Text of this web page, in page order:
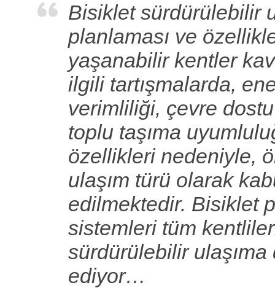
Bisiklet sürdürülebilir
planlaması ve
yaşanabilir kentler
ilgili tartışmalarda,
verimliliği, çevre
toplu taşıma
özellikleri nedeniyle,
ulaşım türü olarak
edilmektedir. Bisiklet
sistemleri tüm
sürdürülebilir ulaşıma
ediyor…